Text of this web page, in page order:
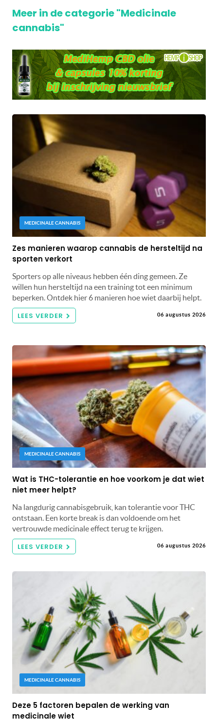
Meer in de categorie "Medicinale
cannabis"
MEDICINALE CANNABIS
Zes manieren waarop cannabis de hersteltijd na
sporten verkort
Sporters op alle niveaus hebben één ding gemeen. Ze
willen hun hersteltijd na een training tot een minimum
beperken. Ontdek hier 6 manieren hoe wiet daarbij helpt.
LEES VERDER 06 augustus 2026
MEDICINALE CANNABIS
Wat is THC-tolerantie en hoe voorkom je dat wiet
niet meer helpt?
Na langdurig cannabisgebruik, kan tolerantie voor THC
ontstaan. Een korte break is dan voldoende om het
vertrouwde medicinale effect terug te krijgen.
LEES VERDER 06 augustus 2026
MEDICINALE CANNABIS
Deze 5 factoren bepalen de werking van
medicinale wiet